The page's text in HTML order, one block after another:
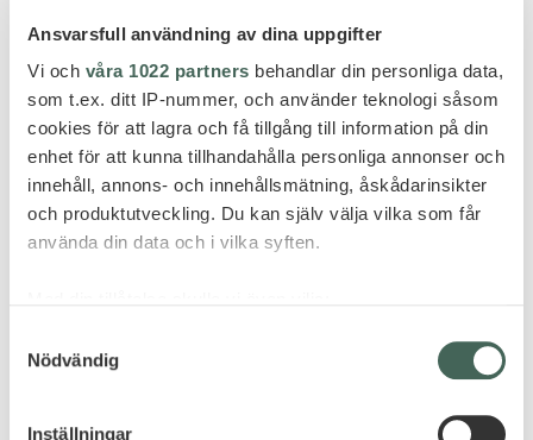
Ansvarsfull användning av dina uppgifter
Vi och våra 1022 partners behandlar din personliga data,
som t.ex. ditt IP-nummer, och använder teknologi såsom
cookies för att lagra och få tillgång till information på din
enhet för att kunna tillhandahålla personliga annonser och
innehåll, annons- och innehållsmätning, åskådarinsikter
och produktutveckling. Du kan själv välja vilka som får
använda din data och i vilka syften.
som kan ha en noggrannhet på upp till flera meter
Nödvändig
Inställningar
Val Thorens
ALTAPURA